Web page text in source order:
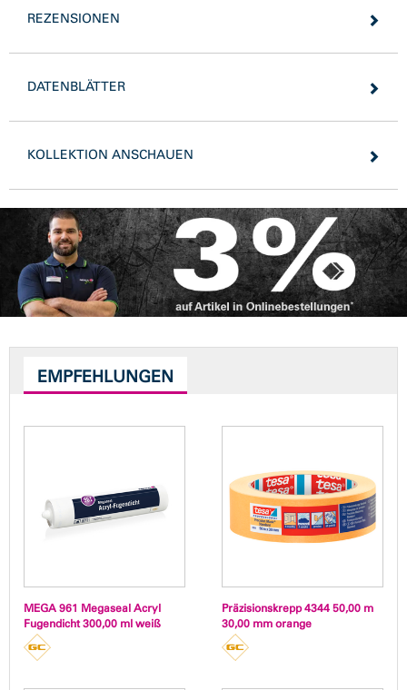
REZENSIONEN
DATENBLÄTTER
KOLLEKTION ANSCHAUEN
EMPFEHLUNGEN
MEGA 961 Megaseal Acryl
Fugendicht 300,00 ml weiß
Präzisionskrepp 4344 50,00 m
30,00 mm orange